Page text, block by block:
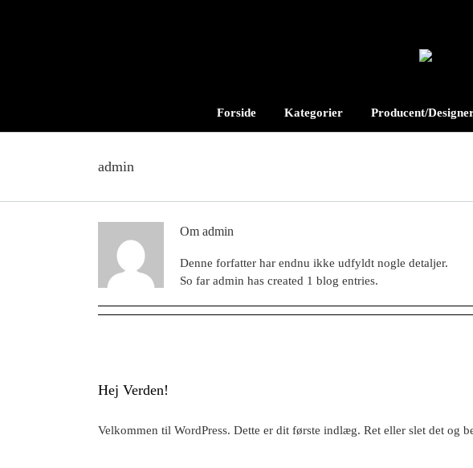
Forside Kategorier Producent/
admin
Om admin
Denne forfatter har endnu ikke udfyldt nogle detaljer.
So far admin has created 1 blog entries.
Hej Verden!
Velkommen til WordPress. Dette er dit første indlæg. Ret eller slet det og